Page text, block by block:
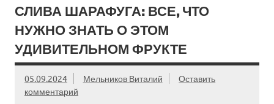
СЛИВА ШАРАФУГА: ВСЕ, ЧТО
НУЖНО ЗНАТЬ О ЭТОМ
УДИВИТЕЛЬНОМ ФРУКТЕ
05.09.2024 Мельников Виталий
Оставить
комментарий